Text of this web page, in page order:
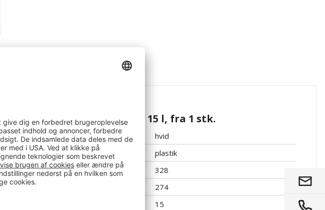
Plasttønde Elsa, volumen 15 l, fra 1 stk.
Farve
hvid
Materiale
plastik
Højde (mm)
328
Diameter (mm)
274
15